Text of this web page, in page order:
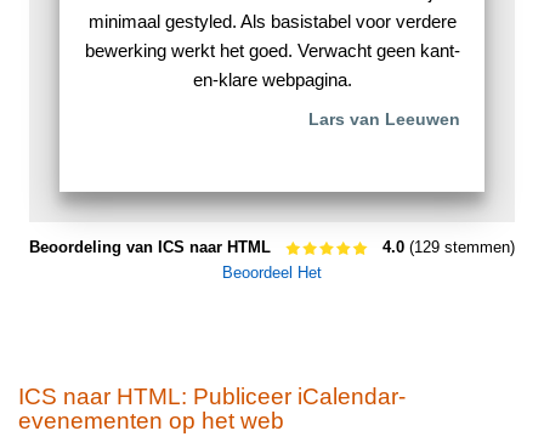
minimaal gestyled. Als basistabel voor verdere
bewerking werkt het goed. Verwacht geen kant-
en-klare webpagina.
Lars van Leeuwen
Beoordeling van ICS naar HTML 4.0 (129 stemmen)
Beoordeel Het
ICS naar HTML: Publiceer iCalendar-
evenementen op het web